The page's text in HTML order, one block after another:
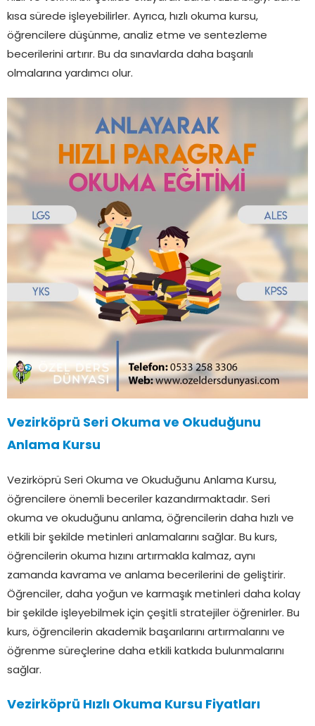
kısa sürede işleyebilirler. Ayrıca, hızlı okuma kursu,
öğrencilere düşünme, analiz etme ve sentezleme
becerilerini artırır. Bu da sınavlarda daha başarılı
olmalarına yardımcı olur.
Vezirköprü Seri Okuma ve Okuduğunu
Anlama Kursu
Vezirköprü Seri Okuma ve Okuduğunu Anlama Kursu,
öğrencilere önemli beceriler kazandırmaktadır. Seri
okuma ve okuduğunu anlama, öğrencilerin daha hızlı ve
etkili bir şekilde metinleri anlamalarını sağlar. Bu kurs,
öğrencilerin okuma hızını artırmakla kalmaz, aynı
zamanda kavrama ve anlama becerilerini de geliştirir.
Öğrenciler, daha yoğun ve karmaşık metinleri daha kolay
bir şekilde işleyebilmek için çeşitli stratejiler öğrenirler. Bu
kurs, öğrencilerin akademik başarılarını artırmalarını ve
öğrenme süreçlerine daha etkili katkıda bulunmalarını
sağlar.
Vezirköprü Hızlı Okuma Kursu Fiyatları